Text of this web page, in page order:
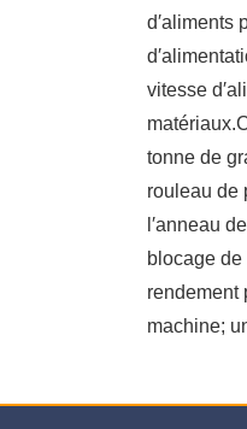
d′aliments
vitesse
tonne de
rouleau de
l′anneau
blocage
rendement
machine;